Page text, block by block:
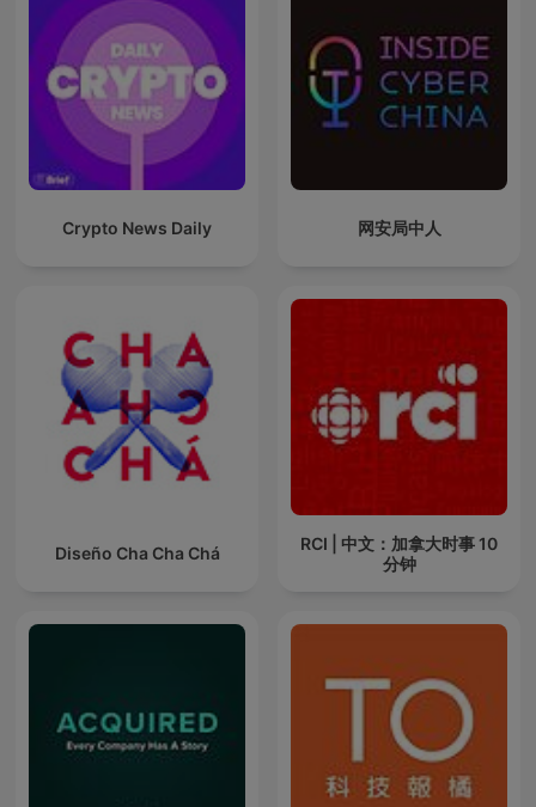
Crypto News Daily 网安局中人
Diseño Cha Cha Chá
RCI | 中文：加拿大时事 10
分钟